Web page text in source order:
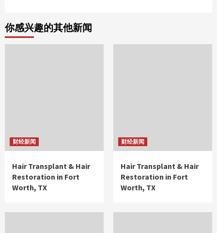
你感兴趣的其他新闻
财经新闻
Hair Transplant & Hair
Restoration in Fort
Worth, TX
财经新闻
Hair Transplant & Hair
Restoration in Fort
Worth, TX